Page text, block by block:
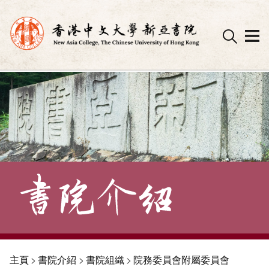
Skip
to
content
主頁> 書院介紹 > 書院組織> 院務委員會附屬委員會